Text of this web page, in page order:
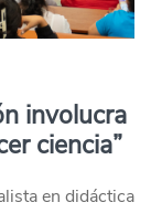
involucra
ciencia”
en didáctica